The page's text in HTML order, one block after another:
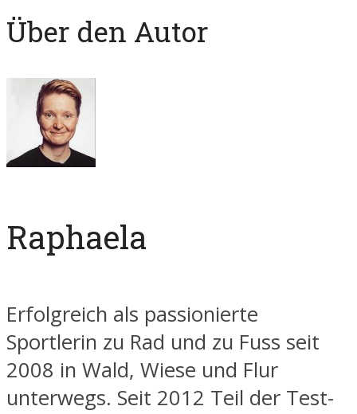
Über den Autor
Raphaela
Erfolgreich als passionierte
Sportlerin zu Rad und zu Fuss seit
2008 in Wald, Wiese und Flur
unterwegs. Seit 2012 Teil der Test-